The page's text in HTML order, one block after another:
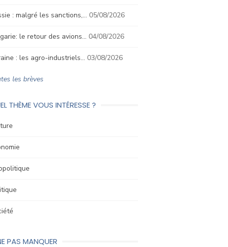
: malgré les sanctions,… 05/08/2026
le retour des avions… 04/08/2026
: les agro-industriels… 03/08/2026
les brèves
THÈME VOUS INTÉRESSE ?
PAS MANQUER